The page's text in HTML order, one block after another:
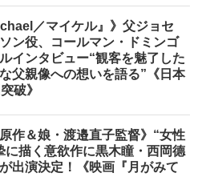
／マイケル』》父ジョセ
ン役、コールマン・ドミンゴ
インタビュー“観客を魅了した
父親像への想いを語る”《日本
破》
原作＆娘・渡邉直子監督》“女性
に描く意欲作に黒木瞳・西岡德
出演決定！《映画『月がみて